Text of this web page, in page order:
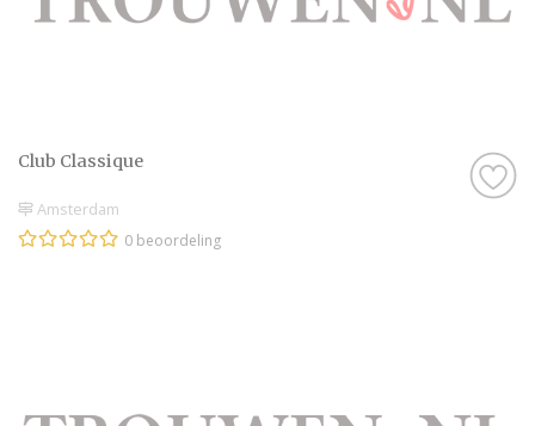
Club Classique
Amsterdam
0 beoordeling